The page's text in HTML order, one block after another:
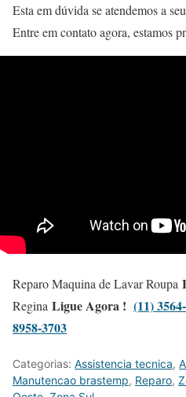
Esta em dúvida se atendemos a
Entre em contato agora, estamos
Reparo Maquina de Lavar Roupa
Regina Ligue Agora ! (11)
8958-3703
Categorias: Assistencia tecnica,
Manutencao brastemp, Reparo,